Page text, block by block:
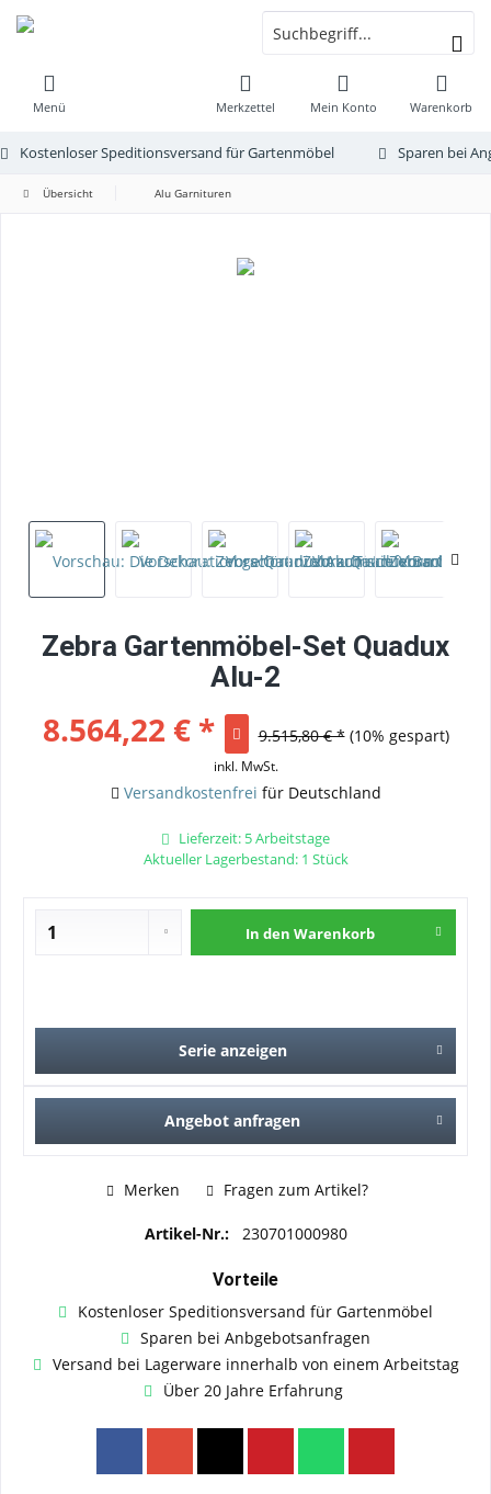
Menü Warenkorb
Merkzettel Mein Konto
Kostenloser Speditionsversand für Gartenmöbel Sparen bei
Übersicht Alu Garnituren
Zebra Gartenmöbel-Set Quadux
Alu-2
8.564,22 € * 9.515,80 € * (10% gespart)
inkl. MwSt.
Versandkostenfrei für Deutschland
Lieferzeit: 5 Arbeitstage
Aktueller Lagerbestand: 1 Stück
In den Warenkorb
Serie anzeigen
Angebot anfragen
Merken Fragen zum Artikel?
Artikel-Nr.: 230701000980
Vorteile
Kostenloser Speditionsversand für Gartenmöbel
Sparen bei Anbgebotsanfragen
Versand bei Lagerware innerhalb von einem Arbeitstag
Über 20 Jahre Erfahrung